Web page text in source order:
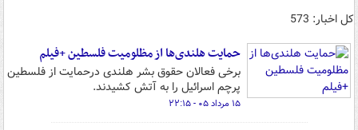
کل اخبار: 573
حمایت هلندی‌ها از مظلومیت فلسطین +فیلم
برخی فعالان حقوق بشر هلندی درحمایت از فلسطین
پرچم اسرائیل را به آتش کشیدند.
۱۵ مرداد ۰۵ - ۲۲:۱۵